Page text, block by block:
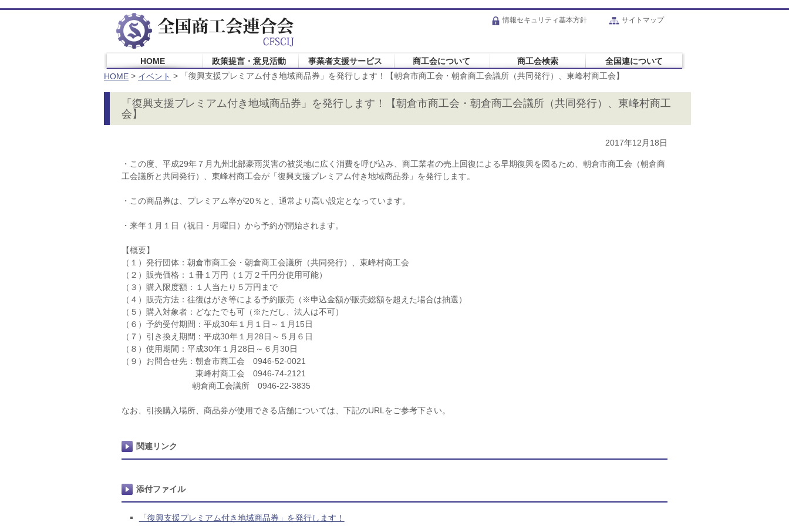
情報セキュリティ基本方針 サイトマップ
HOME 政策提言・意見活動 事業者支援サービス 商工会について 商工会検索
全国連について
HOME > イベント > 「復興支援プレミアム付き地域商品券」を発行します！【朝倉市商工会・朝倉商工会議所（共同発行）、東峰村商工会】
「復興支援プレミアム付き地域商品券」を発行します！【朝倉市商工会・朝倉商工会議所（共同発行）、東峰村商工
会】
2017年12月18日
・この度、平成29年７月九州北部豪雨災害の被災地に広く消費を呼び込み、商工業者の売上回復による早期復興を図るため、朝倉市商工会（朝倉商
工会議所と共同発行）、東峰村商工会が「復興支援プレミアム付き地域商品券」を発行します。
・この商品券は、プレミアム率が20％と、通常より高い設定となっています。
・来年１月１日（祝日・月曜日）から予約が開始されます。
【概要】
（１）発行団体：朝倉市商工会・朝倉商工会議所（共同発行）、東峰村商工会
（２）販売価格：１冊１万円（１万２千円分使用可能）
（３）購入限度額：１人当たり５万円まで
（４）販売方法：往復はがき等による予約販売（※申込金額が販売総額を超えた場合は抽選）
（５）購入対象者：どなたでも可（※ただし、法人は不可）
（６）予約受付期間：平成30年１月１日～１月15日
（７）引き換え期間：平成30年１月28日～５月６日
（８）使用期間：平成30年１月28日～６月30日
（９）お問合せ先：朝倉市商工会 0946-52-0021
東峰村商工会 0946-74-2121
朝倉商工会議所 0946-22-3835
なお、引換購入場所、商品券が使用できる店舗については、下記のURLをご参考下さい。
関連リンク
添付ファイル
「復興支援プレミアム付き地域商品券」を発行します！